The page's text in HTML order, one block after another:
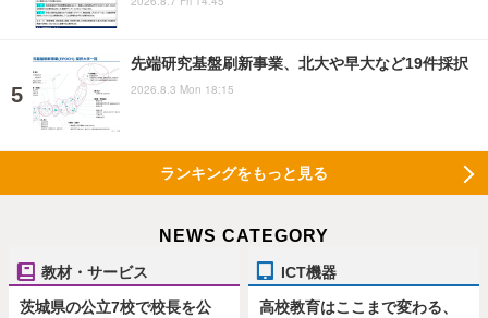
先端研究基盤刷新事業、北大や早大など19件採択
2026.8.3 Mon 18:15
ランキングをもっと見る
NEWS CATEGORY
教材・サービス
茨城県の公立7校で校長を公
ICT機器
高校教育はここまで変わる、